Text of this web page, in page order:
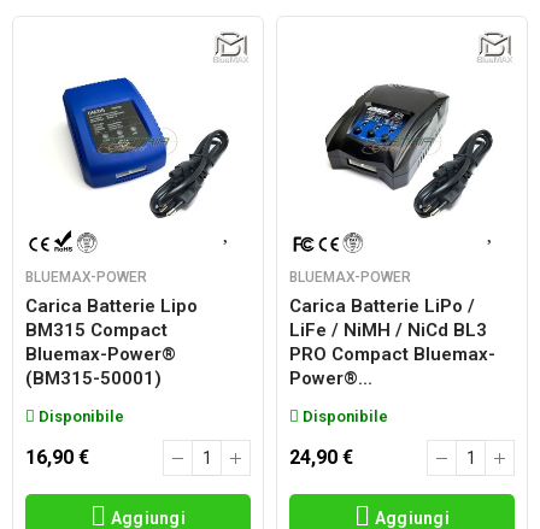
BLUEMAX-POWER
Carica Batterie Lipo
BM315 Compact
Bluemax-Power®
(BM315-50001)
Disponibile
16,90 €
Aggiungi
BLUEMAX-POWER
Carica Batterie LiPo /
LiFe / NiMH / NiCd BL3
PRO Compact Bluemax-
Power®...
Disponibile
24,90 €
Aggiungi